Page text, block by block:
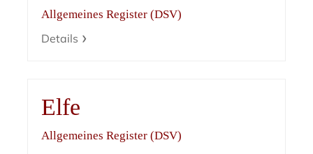
Allgemeines Register (DSV)
Details
Elfe
Allgemeines Register (DSV)